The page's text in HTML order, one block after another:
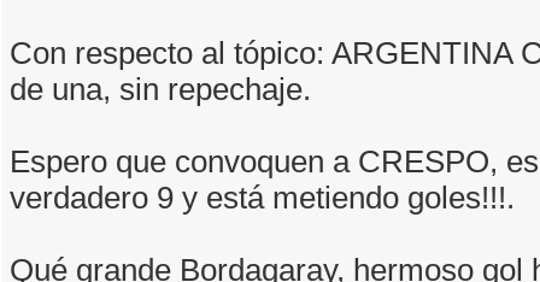
Con respecto al tópico: ARGENTINA
de una, sin repechaje.
Espero que convoquen a CRESPO,
verdadero 9 y está metiendo goles!!!.
Qué grande Bordagaray, hermoso gol